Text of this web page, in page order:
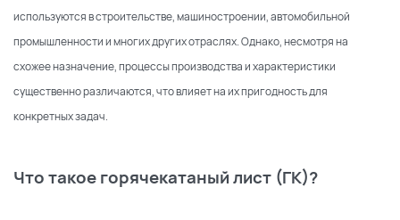
используются в строительстве, машиностроении, автомобильной
промышленности и многих других отраслях. Однако, несмотря на
схожее назначение, процессы производства и характеристики
существенно различаются, что влияет на их пригодность для
конкретных задач.
Что такое горячекатаный лист (ГК)?